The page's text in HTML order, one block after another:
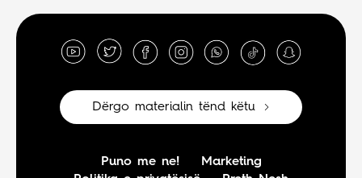
Dërgo materialin tënd këtu
Puno me ne!
Marketing